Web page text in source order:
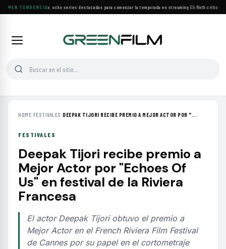
EN TENDENCIA
Estrenos de agosto: ocho series destacadas para comenzar la temporada en streaming·Eli Roth critica el
HOME›FESTIVALES ›DEEPAK TIJORI RECIBE PREMIO A MEJOR ACTOR POR "...
FESTIVALES
Deepak Tijori recibe premio a
Mejor Actor por "Echoes Of
Us" en festival de la Riviera
Francesa
El actor Deepak Tijori obtuvo el premio a
Mejor Actor en el French Riviera Film Festival
de Cannes por su papel en el cortometraje